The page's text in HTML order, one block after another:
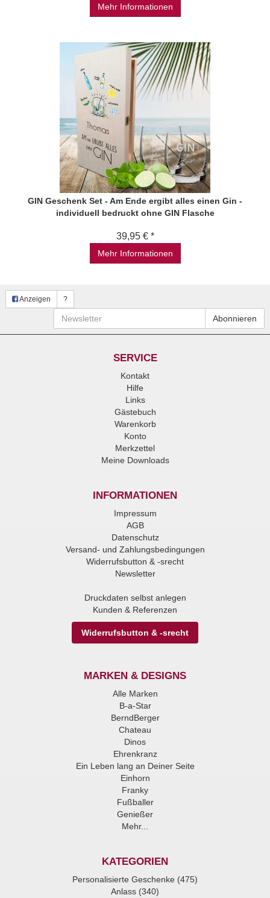
Mehr Informationen
GIN Geschenk Set - Am Ende ergibt alles einen Gin -
individuell bedruckt ohne GIN Flasche
39,95 € *
Mehr Informationen
Anzeigen ?
Newsletter Abonnieren
SERVICE
Kontakt
Hilfe
Links
Gästebuch
Warenkorb
Konto
Merkzettel
Meine Downloads
INFORMATIONEN
Impressum
AGB
Datenschutz
Versand- und Zahlungsbedingungen
Widerrufsbutton & -srecht
Newsletter
Druckdaten selbst anlegen
Kunden & Referenzen
Widerrufsbutton & -srecht
MARKEN & DESIGNS
Alle Marken
B-a-Star
BerndBerger
Chateau
Dinos
Ehrenkranz
Ein Leben lang an Deiner Seite
Einhorn
Franky
Fußballer
Genießer
Mehr...
KATEGORIEN
Personalisierte Geschenke (475)
Anlass (340)